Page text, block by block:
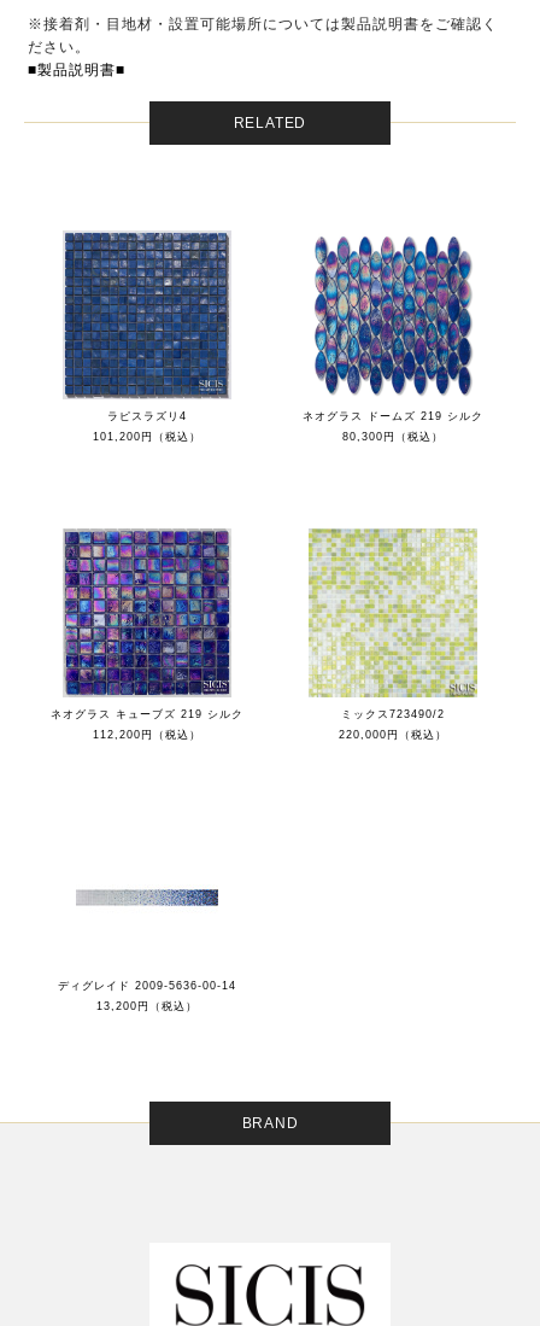
※接着剤・目地材・設置可能場所については製品説明書をご確認く
ださい。
■製品説明書■
RELATED
ラピスラズリ4
101,200円（税込）
ネオグラス ドームズ 219 シルク
80,300円（税込）
ネオグラス キューブズ 219 シルク
112,200円（税込）
ミックス723490/2
220,000円（税込）
ディグレイド 2009-5636-00-14
13,200円（税込）
BRAND